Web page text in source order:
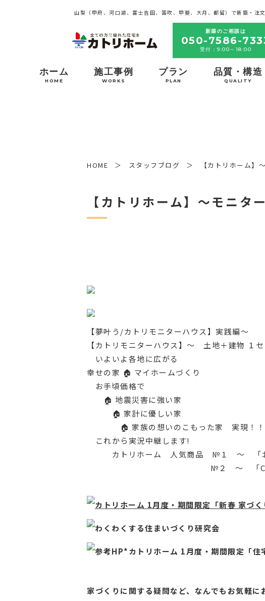
山梨（甲府、河口湖、富士吉田、笛吹、甲斐、大月、都留）で新築・注
新築のご相談は
050-7586-
受付：9:00～18:00
ホーム
HOME
施工事例
WORKS
プラン
PLAN
品質・構造
QUALITY
HOME スタッフブログ 【カトリホーム】
【カトリホーム】～モニ
【夢叶う/カトリモニターハウス】実践編～
【カトリモニターハウス】〜 土地＋建物 １
いよいよ各地に広がる
幸せの家 🏠 マイホームづくり
お手頃価格で
🏠️ 地震災害に強い家
🏠️ 家計に優しい家
🏠️ 家族の想いのこもった家 実現！！
これから実況中継します!
カトリホーム 人気商品 №１ ～ 「北欧
№２ ～ 「Cube-1000」(
カトリホーム 1月度・期間限定「新春 家づく
わくわくする住まいづくり研究会
参考HP*カトリホーム 1月度・期間限定「住
家づくりに関する疑問など、 なんでもお気軽に